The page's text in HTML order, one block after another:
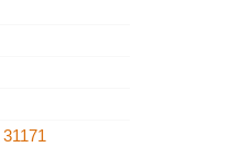
31171